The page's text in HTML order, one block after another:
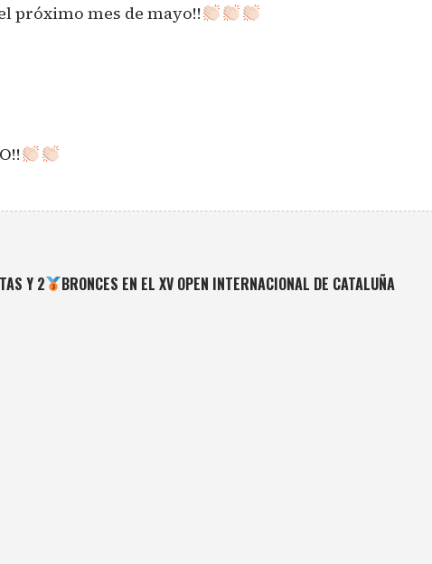
próximo mes de mayo!!
Y 2 BRONCES EN EL XV OPEN INTERNACIONAL DE CATALUÑA